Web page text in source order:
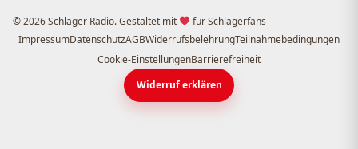
© 2026 Schlager Radio. Gestaltet mit
für Schlagerfans
ImpressumDatenschutzAGBWiderrufsbelehrungTeilnahmebedingungen
Cookie-EinstellungenBarrierefreiheit
Widerruf erklären